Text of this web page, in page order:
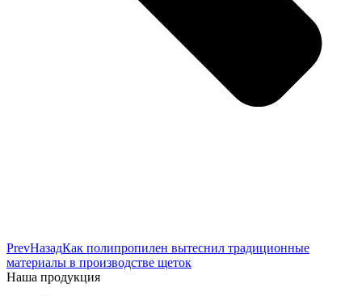
PrevНазадКак полипропилен вытеснил традиционные
материалы в производстве щеток
Наша продукция